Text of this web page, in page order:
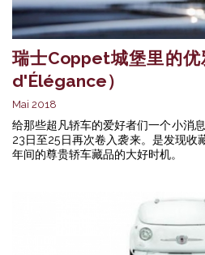
瑞士Coppet城堡里的
d'Élégance）
Mai 2018
给那些超凡轿车的爱好者们一个小消
23日至25日再次卷入袭来。是发现收
年间的尊贵轿车藏品的大好时机。